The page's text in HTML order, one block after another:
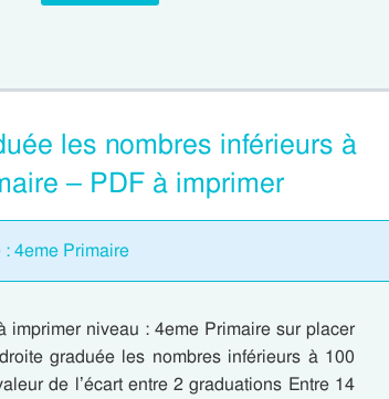
les nombres inférieurs à
– PDF à imprimer
4eme Primaire
imprimer niveau : 4eme Primaire sur placer
graduée les nombres inférieurs à 100
de l’écart entre 2 graduations Entre 14